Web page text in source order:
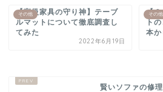
その他
【高級家具の守り神】テーブ
ルマットについて徹底調査し
てみた
2022年6月19日
その他
【３
ト
本
賢いソファの修